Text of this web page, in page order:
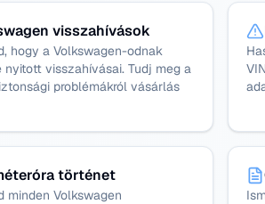
visszahívások
hogy a Volkswagen-odnak
nyitott visszahívásai. Tudj meg a
problémákról vásárlás
történet
minden Volkswagen